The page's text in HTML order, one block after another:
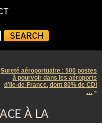
Sureté aéroportuaire : 500 postes
à pourvoir dans les aéroports
d’Ile-de-France, dont 80% de CDI
… »
À LA